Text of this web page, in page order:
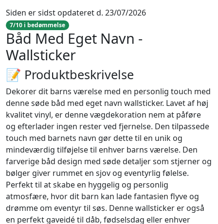
Siden er sidst opdateret d. 23/07/2026
7/10 i bedømmelse
Båd Med Eget Navn -
Wallsticker
📝 Produktbeskrivelse
Dekorer dit barns værelse med en personlig touch med
denne søde båd med eget navn wallsticker. Lavet af høj
kvalitet vinyl, er denne vægdekoration nem at påføre
og efterlader ingen rester ved fjernelse. Den tilpassede
touch med barnets navn gør dette til en unik og
mindeværdig tilføjelse til enhver barns værelse. Den
farverige båd design med søde detaljer som stjerner og
bølger giver rummet en sjov og eventyrlig følelse.
Perfekt til at skabe en hyggelig og personlig
atmosfære, hvor dit barn kan lade fantasien flyve og
drømme om eventyr til søs. Denne wallsticker er også
en perfekt gaveidé til dåb, fødselsdag eller enhver